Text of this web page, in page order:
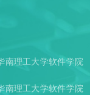
南理工大学软件学院
南理工大学软件学院